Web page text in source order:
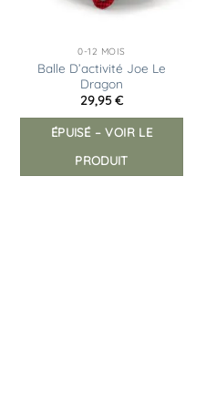
0-12 MOIS
Balle D’activité Joe Le
Dragon
29,95€
ÉPUISÉ – VOIR LE
PRODUIT